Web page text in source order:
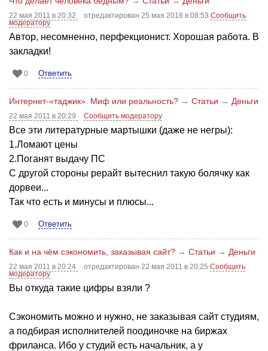
22 мая 2011 в 20:32 отредактирован 25 мая 2018 в 08:53 Сообщить
модератору
Автор, несомненно, перфекционист. Хорошая работа. В
закладки!
0 Ответить
Интернет-«таджик». Миф или реальность? → Статьи → Деньги
22 мая 2011 в 20:29 Сообщить модератору
Все эти литературные мартышки (даже не негры):
1.Ломают цены
2.Поганят выдачу ПС
С другой стороны рерайт вытеснил такую болячку как
дорвеи...
Так что есть и минусы и плюсы...
0 Ответить
Как и на чём сэкономить, заказывая сайт? → Статьи → Деньги
22 мая 2011 в 20:24 отредактирован 22 мая 2011 в 20:25 Сообщить
модератору
Вы откуда такие цифры взяли ?
Сэкономить можно и нужно, не заказывая сайт студиям,
а подбирая исполнителей поодиночке на биржах
фриланса. Ибо у студий есть начальник, а у